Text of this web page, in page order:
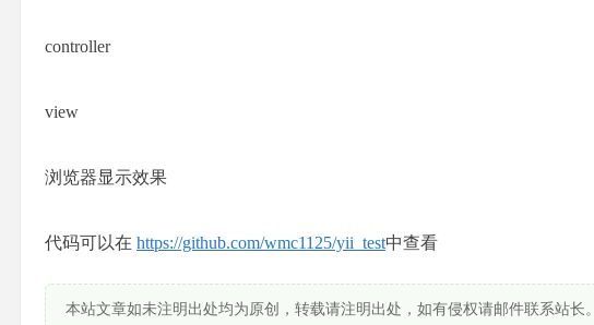
controller
view
浏览器显示效果
代码可以在 https://github.com/wmc1125/yii_test中查看
本站文章如未注明出处均为原创，转载请注明出处，如有侵权请邮件联系站长。